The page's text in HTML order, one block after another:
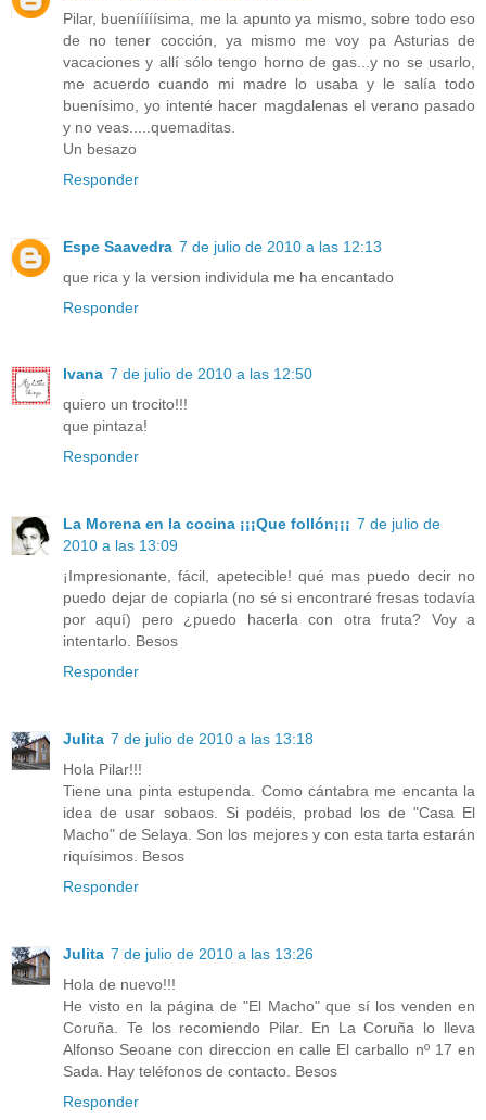
Pilar, buenííííísima, me la apunto ya mismo, sobre todo eso
de no tener cocción, ya mismo me voy pa Asturias de
vacaciones y allí sólo tengo horno de gas...y no se usarlo,
me acuerdo cuando mi madre lo usaba y le salía todo
buenísimo, yo intenté hacer magdalenas el verano pasado
y no veas.....quemaditas.
Un besazo
Responder
Espe Saavedra 7 de julio de 2010 a las 12:13
que rica y la version individula me ha encantado
Responder
Ivana 7 de julio de 2010 a las 12:50
quiero un trocito!!!
que pintaza!
Responder
La Morena en la cocina ¡¡¡Que follón¡¡¡ 7 de julio de
2010 a las 13:09
¡Impresionante, fácil, apetecible! qué mas puedo decir no
puedo dejar de copiarla (no sé si encontraré fresas todavía
por aquí) pero ¿puedo hacerla con otra fruta? Voy a
intentarlo. Besos
Responder
Julita 7 de julio de 2010 a las 13:18
Hola Pilar!!!
Tiene una pinta estupenda. Como cántabra me encanta la
idea de usar sobaos. Si podéis, probad los de "Casa El
Macho" de Selaya. Son los mejores y con esta tarta estarán
riquísimos. Besos
Responder
Julita 7 de julio de 2010 a las 13:26
Hola de nuevo!!!
He visto en la página de "El Macho" que sí los venden en
Coruña. Te los recomiendo Pilar. En La Coruña lo lleva
Alfonso Seoane con direccion en calle El carballo nº 17 en
Sada. Hay teléfonos de contacto. Besos
Responder